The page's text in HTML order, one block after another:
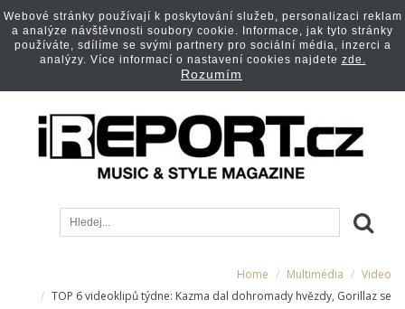
Home Multimédia
Video
TOP 6 videoklipů týdne: Kazma dal dohromady hvězdy, Gorillaz se
Webové stránky používají k poskytování služeb, personalizaci reklam
a analýze návštěvnosti soubory cookie. Informace, jak tyto stránky
používáte, sdílíme se svými partnery pro sociální média, inzerci a
analýzy. Více informací o nastavení cookies najdete zde.
Rozumím